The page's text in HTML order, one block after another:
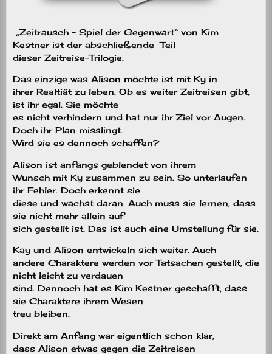
„Zeitrausch – Spiel der Gegenwart“ von Kim
Kestner ist der abschließende Teil
dieser Zeitreise-Trilogie.
Das einzige was Alison möchte ist mit Ky in
ihrer Realtiät zu leben. Ob es weiter Zeitreisen gibt,
ist ihr egal. Sie möchte
es nicht verhindern und hat nur ihr Ziel vor Augen.
Doch ihr Plan misslingt.
Wird sie es dennoch schaffen?
Alison ist anfangs geblendet von ihrem
Wunsch mit Ky zusammen zu sein. So unterlaufen
ihr Fehler. Doch erkennt sie
diese und wächst daran. Auch muss sie lernen, dass
sie nicht mehr allein auf
sich gestellt ist. Das ist auch eine Umstellung für sie.
Kay und Alison entwickeln sich weiter. Auch
andere Charaktere werden vor Tatsachen gestellt, die
nicht leicht zu verdauen
sind. Dennoch hat es Kim Kestner geschafft, dass
sie Charaktere ihrem Wesen
treu bleiben.
Direkt am Anfang war eigentlich schon klar,
dass Alison etwas gegen die Zeitreisen